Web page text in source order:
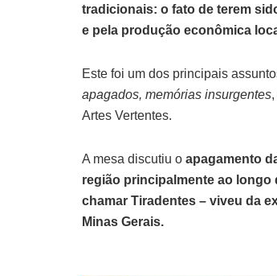
tradicionais: o fato de terem
e pela produção econômica
Este foi um dos principais
apagados, memórias insurgentes
Artes Vertentes.
A mesa discutiu o apagamento
região principalmente ao longo
chamar Tiradentes – viveu da
Minas Gerais.